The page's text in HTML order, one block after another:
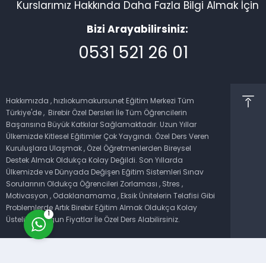
Kurslarımız Hakkında Daha Fazla Bilgi Almak İçin
Bizi Arayabilirsiniz:
0531 521 26 01
Hakkımızda , hızlıokumakursunet Eğitim Merkezi Tüm
Türkiye'de , Birebir Özel Dersleri İle Tüm Öğrencilerin
Başarısına Büyük Katkılar Sağlamaktadır. Uzun Yıllar
Ülkemizde Kitlesel Eğitimler Çok Yaygındı. Özel Ders Veren
Kuruluşlara Ulaşmak , Özel Öğretmenlerden Bireysel
Destek Almak Oldukça Kolay Değildi. Son Yıllarda
Ülkemizde ve Dünyada Değişen Eğitim Sistemleri Sınav
Sorularının Oldukça Öğrencileri Zorlaması , Stres ,
Motivasyon , Odaklanamama , Eksik Ünitelerin Telafisi Gibi
Problemlerde Artık Birebir Eğitim Almak Oldukça Kolay
Üstelik En Uygun Fiyatlar İle Özel Ders Alabilirsiniz.
Cevap Yaz